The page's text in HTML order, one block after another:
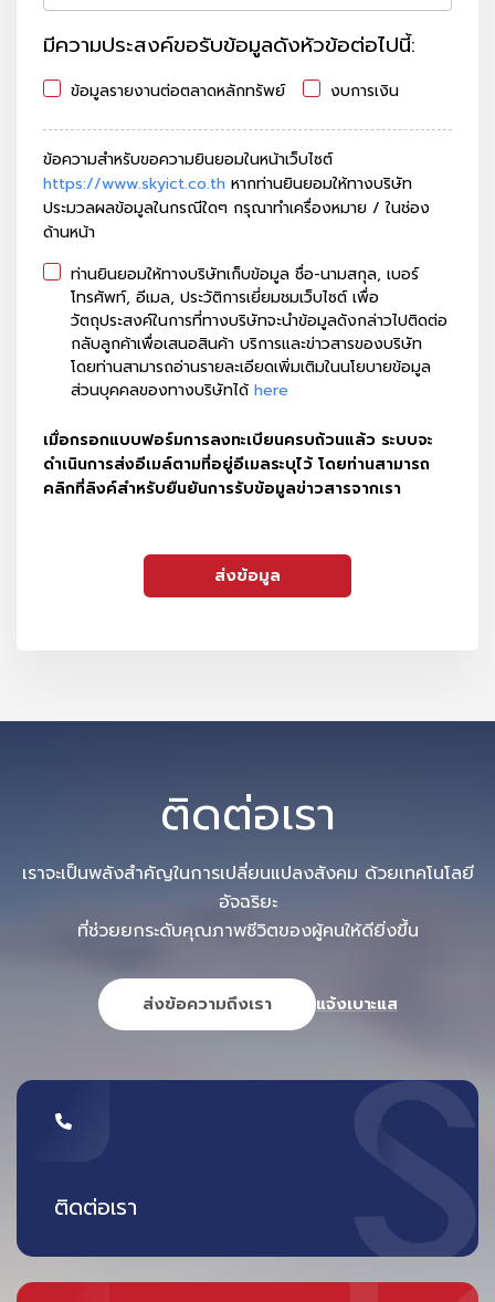
มีความประสงค์ขอรับข้อมูลดังหัวข้อต่อไปนี้:
ข้อมูลรายงานต่อตลาดหลักทรัพย์ งบการเงิน
ข้อความสำหรับขอความยินยอมในหน้าเว็บไซต์
https://www.skyict.co.th หากท่านยินยอมให้ทางบริษัท
ประมวลผลข้อมูลในกรณีใดๆ กรุณาทำเครื่องหมาย / ในช่อง
ด้านหน้า
ท่านยินยอมให้ทางบริษัทเก็บข้อมูล ชื่อ-นามสกุล, เบอร์
โทรศัพท์, อีเมล, ประวัติการเยี่ยมชมเว็บไซต์ เพื่อ
วัตถุประสงค์ในการที่ทางบริษัทจะนำข้อมูลดังกล่าวไปติดต่อ
กลับลูกค้าเพื่อเสนอสินค้า บริการและข่าวสารของบริษัท
โดยท่านสามารถอ่านรายละเอียดเพิ่มเติมในนโยบายข้อมูล
ส่วนบุคคลของทางบริษัทได้ here
เมื่อกรอกแบบฟอร์มการลงทะเบียนครบถ้วนแล้ว ระบบจะ
ดำเนินการส่งอีเมล์ตามที่อยู่อีเมลระบุไว้ โดยท่านสามารถ
คลิกที่ลิงค์สำหรับยืนยันการรับข้อมูลข่าวสารจากเรา
ส่งข้อมูล
ติดต่อเรา
เราจะเป็นพลังสำคัญในการเปลี่ยนแปลงสังคม ด้วยเทคโนโลยี
อัจฉริยะ
ที่ช่วยยกระดับคุณภาพชีวิตของผู้คนให้ดียิ่งขึ้น
ส่งข้อความถึงเรา แจ้งเบาะแส
ติดต่อเรา